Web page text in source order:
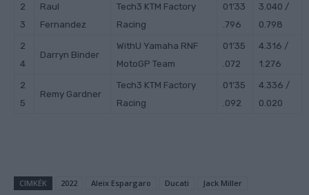
2
3
Raul
Fernandez
Tech3 KTM Factory
Racing
01’33
.796
3.040 /
0.798
2
4
Darryn Binder
WithU Yamaha RNF
MotoGP Team
01’35
.072
4.316 /
1.276
2
5
Remy Gardner
Tech3 KTM Factory
Racing
01’35
.092
4.336 /
0.020
CIMKÉK 2022 Aleix Espargaro Ducati Jack Miller